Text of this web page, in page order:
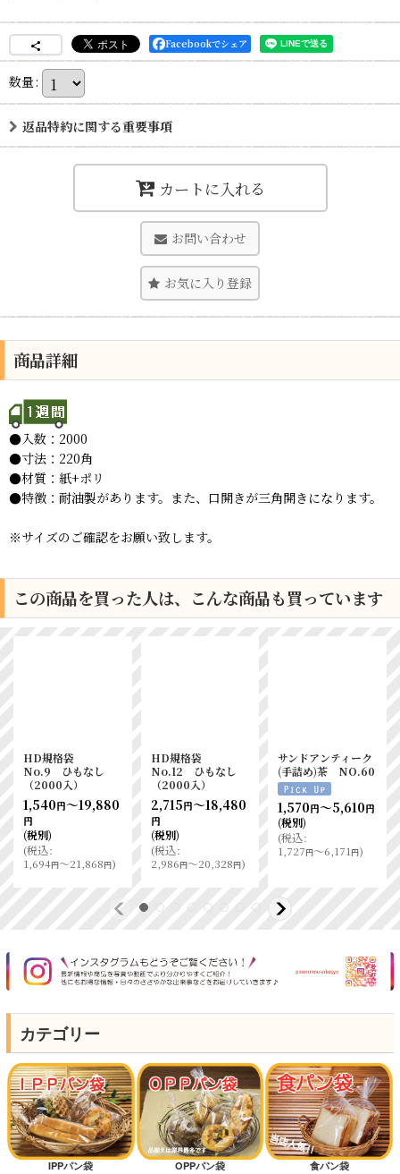
Facebookでシェア
数量:
返品特約に関する重要事項
カートに入れる
お問い合わせ
お気に入り登録
商品詳細
●入数：2000
●寸法：220角
●材質：紙+ポリ
●特徴：耐油製があります。また、口開きが三角開きになります。
※サイズのご確認をお願い致します。
この商品を買った人は、こんな商品も買っています
HD規格袋
No.9 ひもなし
（2000入）
1,540円～19,880
円
(税別)
(税込:
1,694円～21,868円)
HD規格袋
No.12 ひもなし
（2000入）
2,715円～18,480
円
(税別)
(税込:
2,986円～20,328円)
サンドアンティーク
(手詰め)茶 NO.60
1,570円～5,610円
(税別)
(税込:
1,727円～6,171円)
カテゴリー
IPPパン袋 OPPパン袋 食パン袋